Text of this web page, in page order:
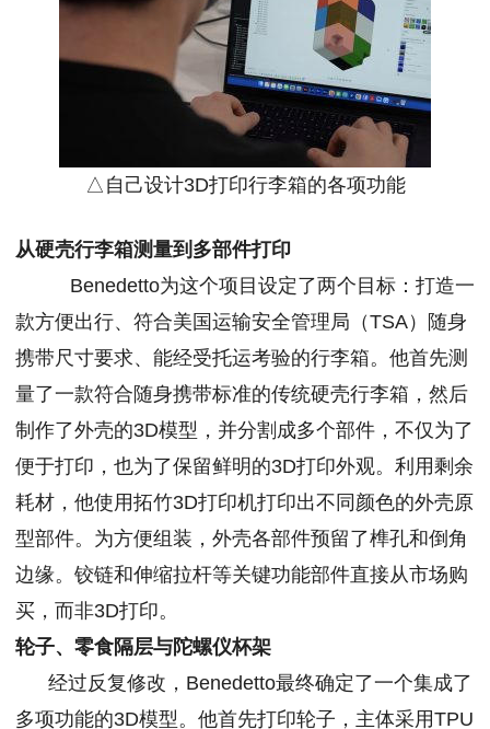
△自己设计3D打印行李箱的各项功能
从硬壳行李箱测量到多部件打印
Benedetto为这个项目设定了两个目标：打造一
款方便出行、符合美国运输安全管理局（TSA）随身
携带尺寸要求、能经受托运考验的行李箱。他首先测
量了一款符合随身携带标准的传统硬壳行李箱，然后
制作了外壳的3D模型，并分割成多个部件，不仅为了
便于打印，也为了保留鲜明的3D打印外观。利用剩余
耗材，他使用拓竹3D打印机打印出不同颜色的外壳原
型部件。为方便组装，外壳各部件预留了榫孔和倒角
边缘。铰链和伸缩拉杆等关键功能部件直接从市场购
买，而非3D打印。
轮子、零食隔层与陀螺仪杯架
经过反复修改，Benedetto最终确定了一个集成了
多项功能的3D模型。他首先打印轮子，主体采用TPU